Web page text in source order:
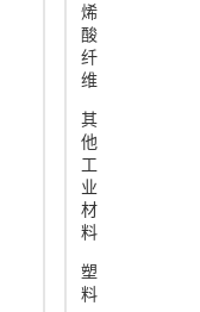
烯
酸
纤
维
其
他
工
业
材
料
塑
料